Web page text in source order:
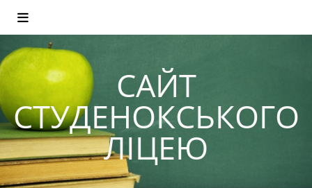
САЙТ
СТУДЕНОКСЬКОГО
ЛІЦЕЮ